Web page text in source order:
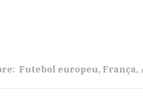
Futebol europeu França